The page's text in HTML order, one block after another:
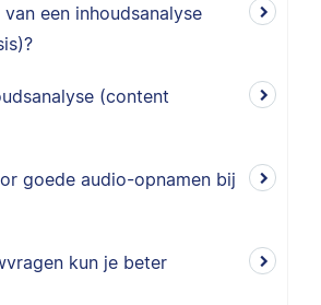
een inhoudsanalyse
(content
goede audio-opnamen bij
kun je beter